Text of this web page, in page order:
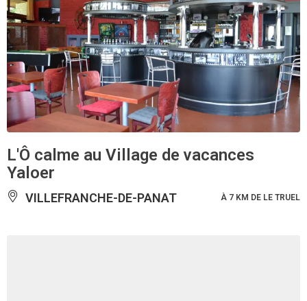
L'Ô calme au Village de vacances
Yaloer
VILLEFRANCHE-DE-PANAT À 7 KM DE LE TRUEL